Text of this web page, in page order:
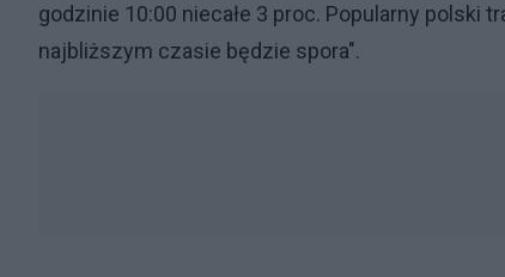
godzinie 10:00 niecałe 3 proc. Popularny polski
najbliższym czasie będzie spora".